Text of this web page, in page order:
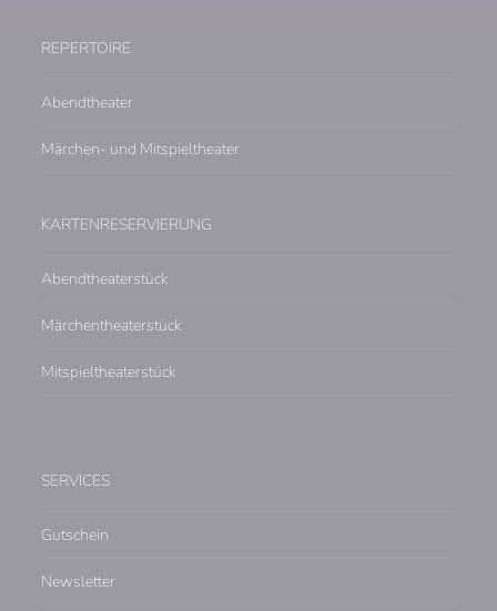
REPERTOIRE
Abendtheater
Märchen- und Mitspieltheater
KARTENRESERVIERUNG
Abendtheaterstück
Märchentheaterstück
Mitspieltheaterstück
SERVICES
Gutschein
Newsletter